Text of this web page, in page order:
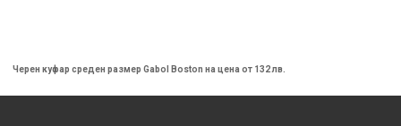
Черен куфар среден размер Gabol Boston на цена от 132 лв.